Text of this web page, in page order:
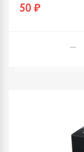
50 ₽